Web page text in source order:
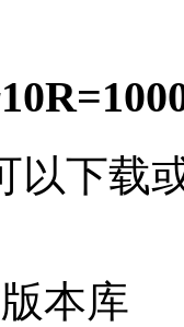
以下载
版本